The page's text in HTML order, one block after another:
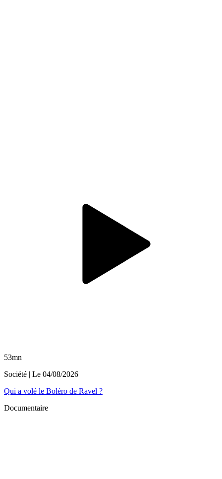
53mn
Société | Le 04/08/2026
Qui a volé le Boléro de Ravel ?
Documentaire